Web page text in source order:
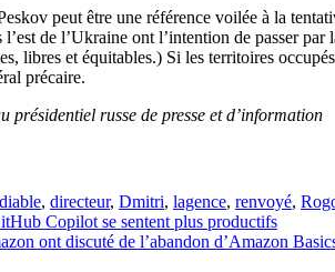
peut être une référence voilée à la
de l’Ukraine ont l’intention de passer
libres et équitables.) Si les territoires
précaire.
présidentiel russe de presse et d’information
diable, directeur, Dmitri, lagence, renvoyé,
Copilot se sentent plus productifs
ont discuté de l’abandon d’Amazon